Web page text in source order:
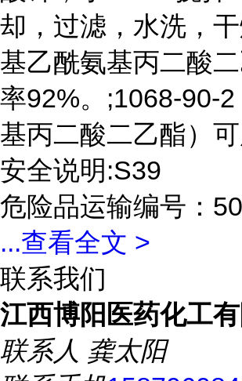
却，过滤，水洗，
基乙酰氨基丙二酸
率92%。;1068-90-
基丙二酸二乙酯）
安全说明:S39
危险品运输编号：
...查看全文 >
联系我们
江西博阳医药化工
联系人 龚太阳